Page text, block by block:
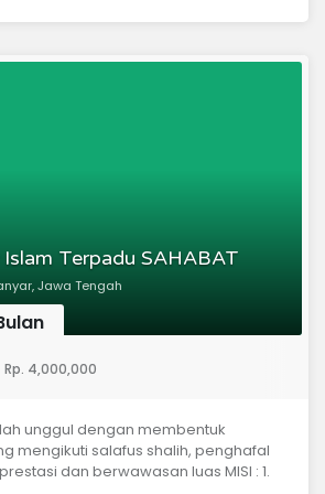
Terpadu SAHABAT
Jawa Tengah
Rp. 4,000,000
unggul dengan membentuk
mengikuti salafus shalih, penghafal
dan berwawasan luas MISI : 1.